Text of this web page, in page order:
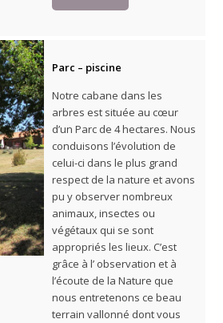
Parc – piscine
Notre cabane dans les
arbres est située au cœur
d’un Parc de 4 hectares. Nous
conduisons l’évolution de
celui-ci dans le plus grand
respect de la nature et avons
pu y observer nombreux
animaux, insectes ou
végétaux qui se sont
appropriés les lieux. C’est
grâce à l’ observation et à
l’écoute de la Nature que
nous entretenons ce beau
terrain vallonné dont vous